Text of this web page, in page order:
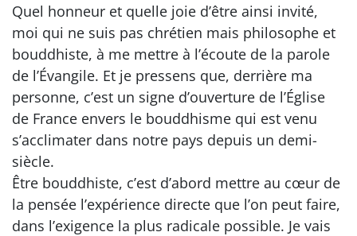
Quel honneur et quelle joie d’être ainsi invité,
moi qui ne suis pas chrétien mais philosophe et
bouddhiste, à me mettre à l’écoute de la parole
de l’Évangile. Et je pressens que, derrière ma
personne, c’est un signe d’ouverture de l’Église
de France envers le bouddhisme qui est venu
s’acclimater dans notre pays depuis un demi-
siècle.
Être bouddhiste, c’est d’abord mettre au cœur de
la pensée l’expérience directe que l’on peut faire,
dans l’exigence la plus radicale possible. Je vais